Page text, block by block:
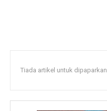
Tiada artikel untuk dipaparkan